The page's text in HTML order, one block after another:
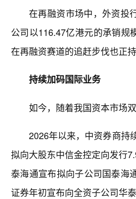
在再融资市场中，外资投
公司以116.47亿港元的承销规
在再融资赛道的追赶步伐也正持
持续加码国际业务
如今，随着我国资本市场
2026年以来，中资券商持
拟向大股东中信金控定向发行
泰海通宣布拟向子公司国泰海
证券年初宣布向全资子公司华